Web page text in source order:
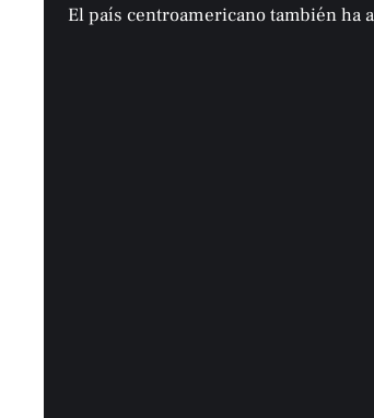
El país centroamericano también ha